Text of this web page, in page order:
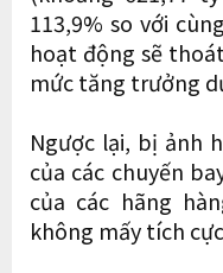
113,9% so với
hoạt động sẽ
mức tăng trưởng
Ngược lại, bị ảnh
của các chuyến
của các hãng
không mấy tích